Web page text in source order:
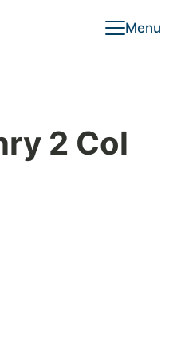
Menu
2 Col